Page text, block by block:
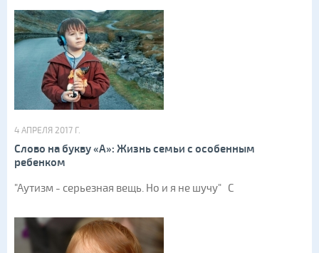
4 АПРЕЛЯ 2017 Г.
Слово на букву «А»: Жизнь семьи с особенным
ребенком
"Аутизм - серьезная вещь. Но и я не шучу" С